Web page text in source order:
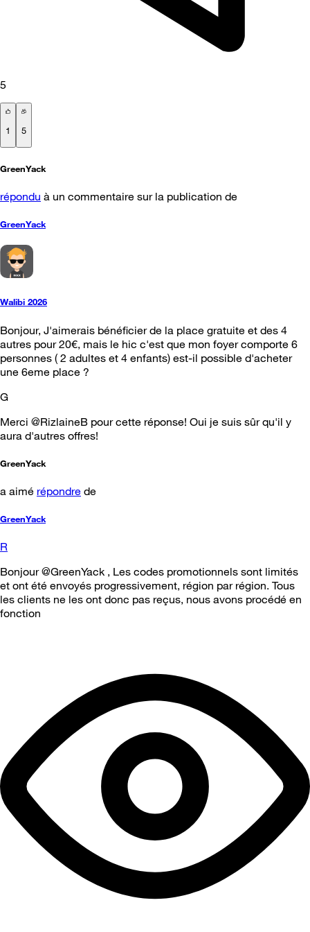
5
1 5
GreenYack
répondu à un commentaire sur la publication de
GreenYack
Walibi 2026
Bonjour, J'aimerais bénéficier de la place gratuite et des 4
autres pour 20€, mais le hic c'est que mon foyer comporte 6
personnes ( 2 adultes et 4 enfants) est-il possible d'acheter
une 6eme place ?
G
Merci @RizlaineB pour cette réponse! Oui je suis sûr qu'il y
aura d'autres offres!
GreenYack
a aimé répondre de
GreenYack
R
Bonjour @GreenYack , Les codes promotionnels sont limités
et ont été envoyés progressivement, région par région. Tous
les clients ne les ont donc pas reçus, nous avons procédé en
fonction